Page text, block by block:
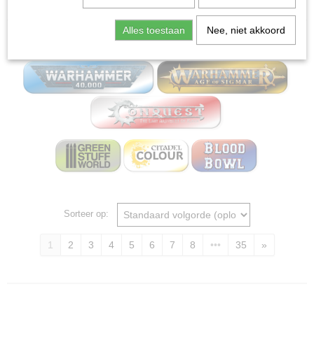
Sorteer op:
1 2 3 4 5 6 7 8 ••• 35 »
Alles toestaan Nee, niet akkoord